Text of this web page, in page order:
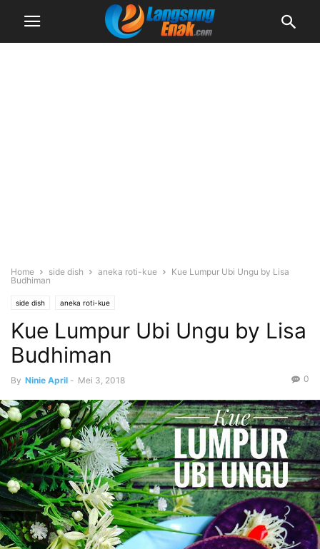
Home side dish aneka roti-kue
Kue Lumpur Ubi Ungu by Lisa
Budhiman
side dish aneka roti-kue
Kue Lumpur Ubi Ungu by Lisa
Budhiman
By Ninie April - Mei 3, 2018 0